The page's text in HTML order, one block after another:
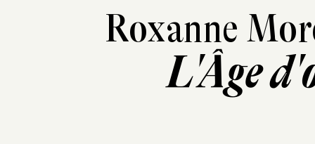
Roxanne
L'Âge